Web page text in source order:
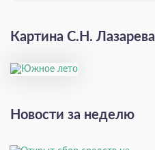
Картина С.Н. Лазарева
Новости за неделю